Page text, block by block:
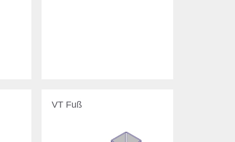
VT Fuß